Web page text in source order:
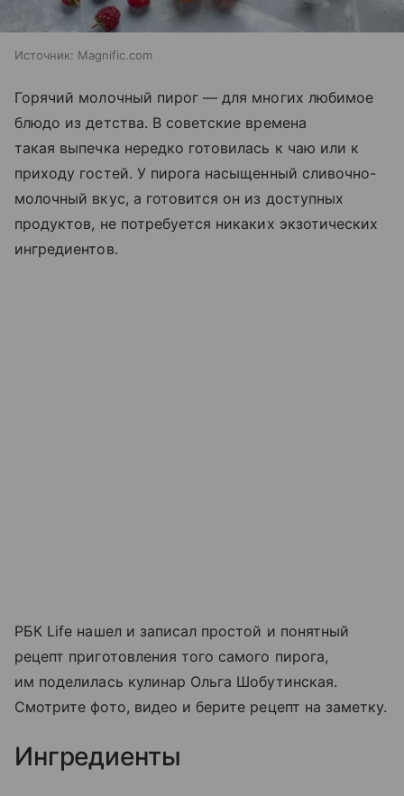
Источник: Magnific.com
Горячий молочный пирог — для многих любимое
блюдо из детства. В советские времена
такая выпечка нередко готовилась к чаю или к
приходу гостей. У пирога насыщенный сливочно-
молочный вкус, а готовится он из доступных
продуктов, не потребуется никаких экзотических
ингредиентов.
РБК Life нашел и записал простой и понятный
рецепт приготовления того самого пирога,
им поделилась кулинар Ольга Шобутинская.
Смотрите фото, видео и берите рецепт на заметку.
Ингредиенты